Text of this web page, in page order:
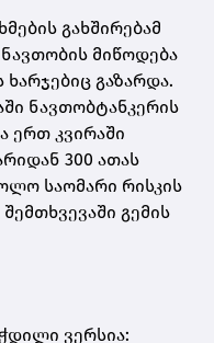
გახშირებამ
მიწოდება
ხარჯებიც გაზარდა.
ნავთობტანკერის
ერთ კვირაში
300 ათას
საომარი რისკის
გემის
ვერსია: